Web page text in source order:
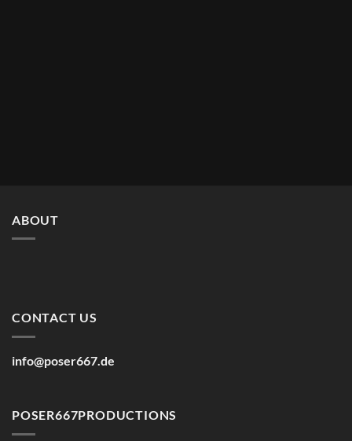
ABOUT
CONTACT US
info@poser667.de
POSER667PRODUCTIONS